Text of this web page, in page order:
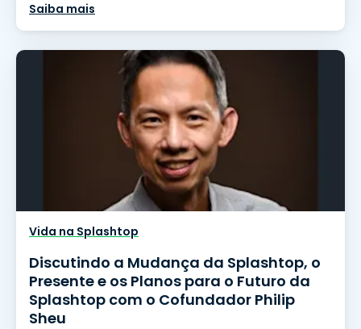
Saiba mais
Vida na Splashtop
Discutindo a Mudança da Splashtop, o
Presente e os Planos para o Futuro da
Splashtop com o Cofundador Philip
Sheu